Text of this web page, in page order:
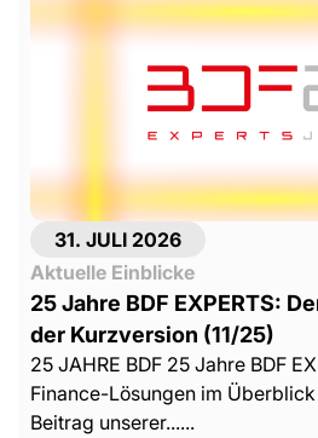
31. JULI 2026
Aktuelle Einblicke
25 Jahre BDF EXPERTS:
der Kurzversion (11/25)
25 JAHRE BDF 25 Jahre BDF
Finance-Lösungen im
Beitrag unserer......